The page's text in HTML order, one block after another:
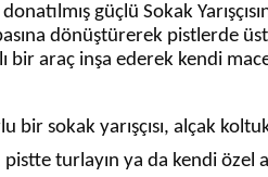
güçlü Sokak
dönüştürerek pistlerde
araç inşa ederek kendi
bir sokak yarışçısı, alçak
turlayın ya da kendi özel